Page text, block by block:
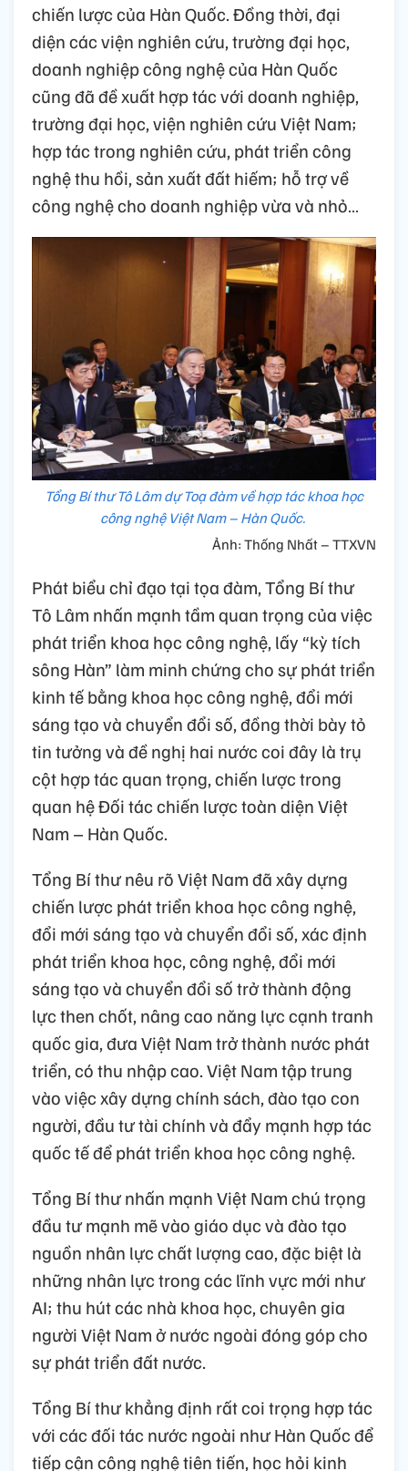
chiến lược của Hàn Quốc. Đồng thời, đại
diện các viện nghiên cứu, trường đại học,
doanh nghiệp công nghệ của Hàn Quốc
cũng đã đề xuất hợp tác với doanh nghiệp,
trường đại học, viện nghiên cứu Việt Nam;
hợp tác trong nghiên cứu, phát triển công
nghệ thu hồi, sản xuất đất hiếm; hỗ trợ về
công nghệ cho doanh nghiệp vừa và nhỏ…
Tổng Bí thư Tô Lâm dự Toạ đàm về hợp tác khoa học
công nghệ Việt Nam – Hàn Quốc.
Ảnh: Thống Nhất – TTXVN
Phát biểu chỉ đạo tại tọa đàm, Tổng Bí thư
Tô Lâm nhấn mạnh tầm quan trọng của việc
phát triển khoa học công nghệ, lấy “kỳ tích
sông Hàn” làm minh chứng cho sự phát triển
kinh tế bằng khoa học công nghệ, đổi mới
sáng tạo và chuyển đổi số, đồng thời bày tỏ
tin tưởng và đề nghị hai nước coi đây là trụ
cột hợp tác quan trọng, chiến lược trong
quan hệ Đối tác chiến lược toàn diện Việt
Nam – Hàn Quốc.
Tổng Bí thư nêu rõ Việt Nam đã xây dựng
chiến lược phát triển khoa học công nghệ,
đổi mới sáng tạo và chuyển đổi số, xác định
phát triển khoa học, công nghệ, đổi mới
sáng tạo và chuyển đổi số trở thành động
lực then chốt, nâng cao năng lực cạnh tranh
quốc gia, đưa Việt Nam trở thành nước phát
triển, có thu nhập cao. Việt Nam tập trung
vào việc xây dựng chính sách, đào tạo con
người, đầu tư tài chính và đẩy mạnh hợp tác
quốc tế để phát triển khoa học công nghệ.
Tổng Bí thư nhấn mạnh Việt Nam chú trọng
đầu tư mạnh mẽ vào giáo dục và đào tạo
nguồn nhân lực chất lượng cao, đặc biệt là
những nhân lực trong các lĩnh vực mới như
AI; thu hút các nhà khoa học, chuyên gia
người Việt Nam ở nước ngoài đóng góp cho
sự phát triển đất nước.
Tổng Bí thư khẳng định rất coi trọng hợp tác
với các đối tác nước ngoài như Hàn Quốc để
tiếp cận công nghệ tiên tiến, học hỏi kinh